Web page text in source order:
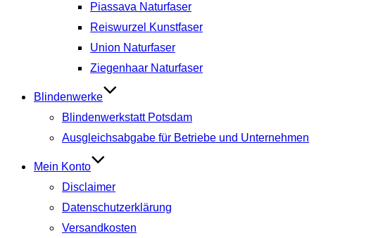
Piassava Naturfaser
Reiswurzel Kunstfaser
Union Naturfaser
Ziegenhaar Naturfaser
Blindenwerke
Blindenwerkstatt Potsdam
Ausgleichsabgabe für Betriebe und Unternehmen
Mein Konto
Disclaimer
Datenschutzerklärung
Versandkosten